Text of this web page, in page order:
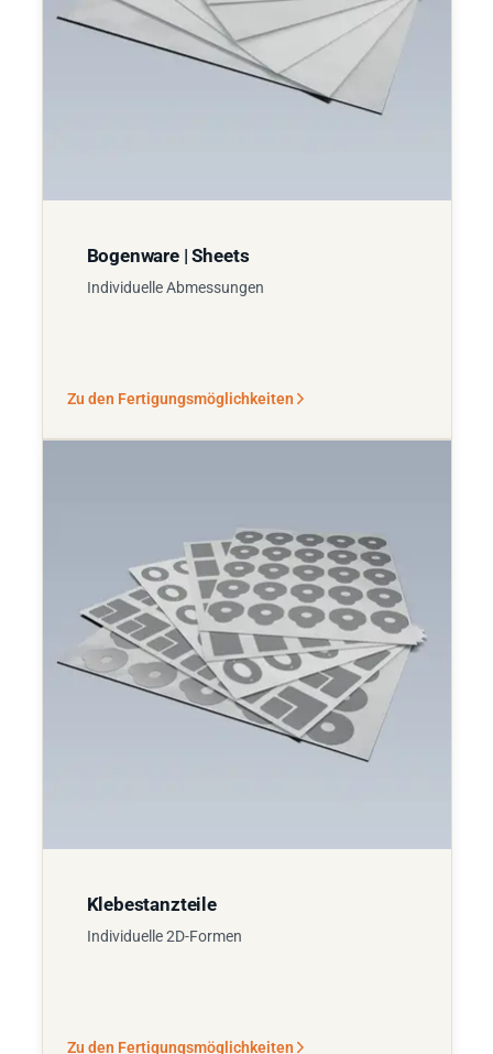
Bogenware | Sheets
Individuelle Abmessungen
Zu den Fertigungsmöglichkeiten
Klebestanzteile
Individuelle 2D-Formen
Zu den Fertigungsmöglichkeiten